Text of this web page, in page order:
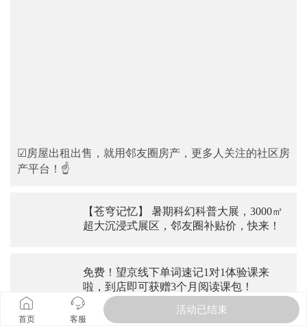
首页 客服
活动已结束
☑房屋出租出售，就用邻友圈房产，更多人关注的社区房
产平台！☝
【苍穹记忆】 暑期科幻科普大展，3000㎡
超大沉浸式展区，邻友圈补贴价，快来！
免费！望京线下单词速记1对1体验课来
啦，到店即可获赠3个月阅读课包！